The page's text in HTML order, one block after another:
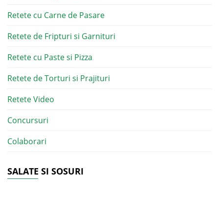
Retete cu Carne de Pasare
Retete de Fripturi si Garnituri
Retete cu Paste si Pizza
Retete de Torturi si Prajituri
Retete Video
Concursuri
Colaborari
SALATE SI SOSURI